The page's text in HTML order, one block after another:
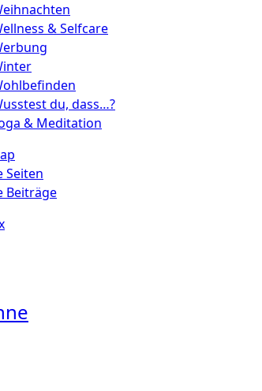
& Selfcare
du, dass…?
& Meditation
Seiten
Beiträge